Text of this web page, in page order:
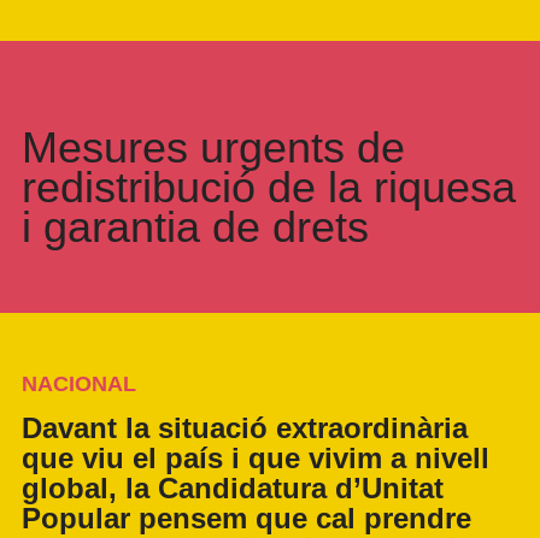
Mesures urgents de
redistribució de la riquesa
i garantia de drets
NACIONAL
Davant la situació extraordinària
que viu el país i que vivim a nivell
global, la Candidatura d’Unitat
Popular pensem que cal prendre